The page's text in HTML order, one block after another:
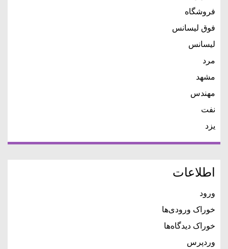
فروشگاه
فوق لیسانس
لیسانس
مرد
مشهد
مهندس
نفت
یزد
اطلاعات
ورود
خوراک ورودی‌ها
خوراک دیدگاه‌ها
وردپرس